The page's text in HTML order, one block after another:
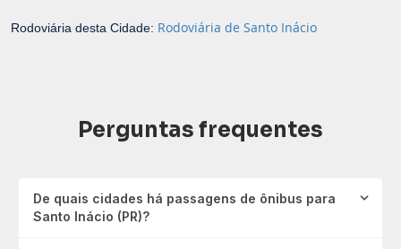
Rodoviária desta Cidade: Rodoviária de Santo Inácio
Perguntas frequentes
De quais cidades há passagens de ônibus para
Santo Inácio (PR)?